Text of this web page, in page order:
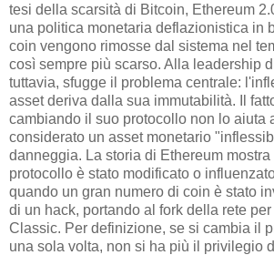
tesi della scarsità di Bitcoin, Ethereum
una politica monetaria deflazionistica in
coin vengono rimosse dal sistema nel
così sempre più scarso. Alla leadership
tuttavia, sfugge il problema centrale:
asset deriva dalla sua immutabilità. Il
cambiando il suo protocollo non lo aiuta
considerato un asset monetario
danneggia. La storia di Ethereum mostra
protocollo è stato modificato o
quando un gran numero di coin è stato
di un hack, portando al fork della rete
Classic. Per definizione, se si cambia il
una sola volta, non si ha più il privilegio